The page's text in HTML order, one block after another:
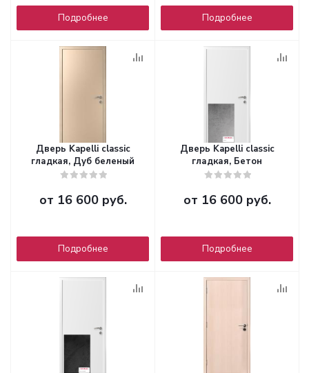
Подробнее Подробнее
Дверь Kapelli classic
гладкая, Дуб беленый
от 16 600 руб.
Подробнее
Дверь Kapelli classic
гладкая, Бетон
от 16 600 руб.
Подробнее